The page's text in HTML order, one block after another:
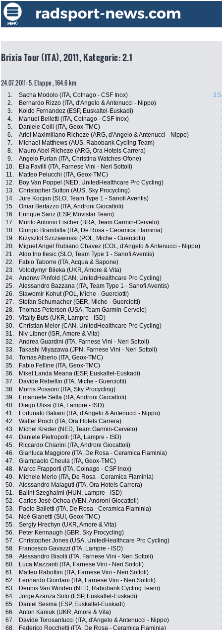
Brixia Tour (ITA), 2011, Kategorie: 2.1
24.07.2011: 5. Etappe , 164.6 km
1. Sacha Modolo (ITA, Colnago - CSF Inox)
2.
Bernardo Rizzo (ITA, d'Angelo & Antenucci - Nippo)
3.
Koldo Fernandez (ESP, Euskaltel-Euskadi)
4.
Manuel Belletti (ITA, Colnago - CSF Inox)
5.
Daniele Colli (ITA, Geox-TMC)
6.
Ariel Maximiliano Richeze (ARG, d'Angelo & Antenucci - Nippo)
7.
Michael Matthews (AUS, Rabobank Cycling Team)
8.
Mauro Abel Richeze (ARG, Ora Hotels Carrera)
9.
Angelo Furlan (ITA, Christina Watches-Ofone)
10.
Elia Favilli (ITA, Farnese Vini - Neri Sottoli)
11.
Matteo Pelucchi (ITA, Geox-TMC)
12.
Boy Van Poppel (NED, UnitedHealthcare Pro Cycling)
13.
Christopher Sutton (AUS, Sky Procycling)
14.
Jure Kocjan (SLO, Team Type 1 - Sanofi Aventis)
15.
Omar Bertazzo (ITA, Androni Giocattoli)
16.
Enrique Sanz (ESP, Movistar Team)
17.
Murilo Antonio Fischer (BRA, Team Garmin-Cervelo)
18.
Giorgio Brambilla (ITA, De Rosa - Ceramica Flaminia)
19.
Krzysztof Szczawinski (POL, Miche - Guerciotti)
20.
Miguel Angel Rubiano Chavez (COL, d'Angelo & Antenucci - Nippo)
21.
Aldo Ino Ilesic (SLO, Team Type 1 - Sanofi Aventis)
22.
Fabio Taborre (ITA, Acqua & Sapone)
23.
Volodymyr Bileka (UKR, Amore & Vita)
24.
Andrew Pinfold (CAN, UnitedHealthcare Pro Cycling)
25.
Alessandro Bazzana (ITA, Team Type 1 - Sanofi Aventis)
26.
Slawomir Kohut (POL, Miche - Guerciotti)
27.
Stefan Schumacher (GER, Miche - Guerciotti)
28.
Thomas Peterson (USA, Team Garmin-Cervelo)
29.
Vitaliy Buts (UKR, Lampre - ISD)
30.
Christian Meier (CAN, UnitedHealthcare Pro Cycling)
31.
Niv Libner (ISR, Amore & Vita)
32.
Andrea Guardini (ITA, Farnese Vini - Neri Sottoli)
33.
Takashi Miyazawa (JPN, Farnese Vini - Neri Sottoli)
34.
Tomas Alberio (ITA, Geox-TMC)
35.
Fabio Felline (ITA, Geox-TMC)
36.
Mikel Landa Meana (ESP, Euskaltel-Euskadi)
37.
Davide Rebellin (ITA, Miche - Guerciotti)
38.
Morris Possoni (ITA, Sky Procycling)
39.
Emanuele Sella (ITA, Androni Giocattoli)
40.
Diego Ulissi (ITA, Lampre - ISD)
41.
Fortunato Baliani (ITA, d'Angelo & Antenucci - Nippo)
42.
Walter Proch (ITA, Ora Hotels Carrera)
43.
Michel Kreder (NED, Team Garmin-Cervelo)
44.
Daniele Pietropolli (ITA, Lampre - ISD)
45.
Riccardo Chiarini (ITA, Androni Giocattoli)
46.
Gianluca Maggiore (ITA, De Rosa - Ceramica Flaminia)
47.
Giampaolo Cheula (ITA, Geox-TMC)
48.
Marco Frapporti (ITA, Colnago - CSF Inox)
49.
Michele Merlo (ITA, De Rosa - Ceramica Flaminia)
50.
Alessandro Malaguti (ITA, Ora Hotels Carrera)
51.
Balint Szeghalmi (HUN, Lampre - ISD)
52.
Carlos José Ochoa (VEN, Androni Giocattoli)
53.
Paolo Bailetti (ITA, De Rosa - Ceramica Flaminia)
54.
Noè Gianetti (SUI, Geox-TMC)
55.
Sergiy Hrechyn (UKR, Amore & Vita)
56.
Peter Kennaugh (GBR, Sky Procycling)
57.
Christopher Jones (USA, UnitedHealthcare Pro Cycling)
58.
Francesco Gavazzi (ITA, Lampre - ISD)
59.
Alessandro Bisolti (ITA, Farnese Vini - Neri Sottoli)
60.
Luca Mazzanti (ITA, Farnese Vini - Neri Sottoli)
61.
Matteo Rabottini (ITA, Farnese Vini - Neri Sottoli)
62.
Leonardo Giordani (ITA, Farnese Vini - Neri Sottoli)
63.
Dennis Van Winden (NED, Rabobank Cycling Team)
64.
Jorge Azanza Soto (ESP, Euskaltel-Euskadi)
65.
Daniel Sesma (ESP, Euskaltel-Euskadi)
66.
Anton Kaniuk (UKR, Amore & Vita)
67.
Davide Torosantucci (ITA, d'Angelo & Antenucci - Nippo)
68.
Federico Rocchetti (ITA, De Rosa - Ceramica Flaminia)